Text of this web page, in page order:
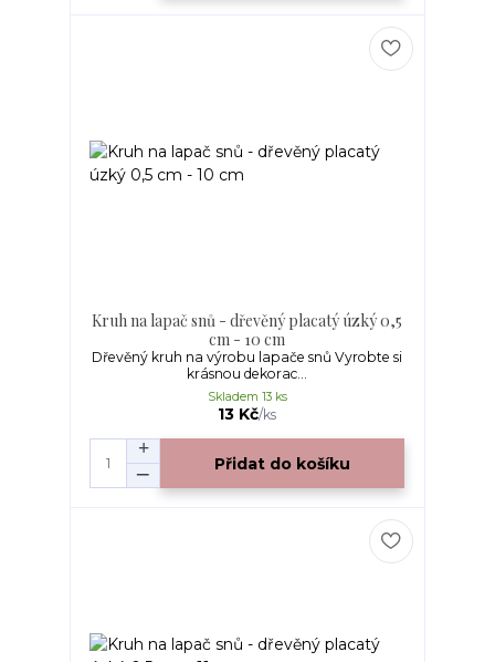
Kruh na lapač snů - dřevěný placatý úzký 0,5
cm - 10 cm
Dřevěný kruh na výrobu lapače snů Vyrobte si
krásnou dekorac...
13 Kč/ks
Skladem 13 ks
Přidat do košíku